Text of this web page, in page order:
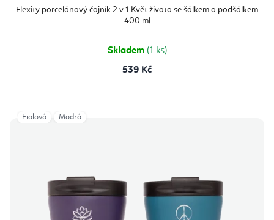
Flexity porcelánový čajník 2 v 1 Květ života se šálkem a podšálkem
400 ml
produktu
je
Skladem (1 ks)
539 Kč
Fialová Modrá